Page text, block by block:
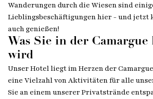
Wanderungen durch die Wiesen sind
Lieblingsbeschäftigungen hier - und jetzt
auch genießen!
Was Sie in der Camargue
wird
Unser Hotel liegt im Herzen der
eine Vielzahl von Aktivitäten für alle
Sie an einem unserer Privatstrände